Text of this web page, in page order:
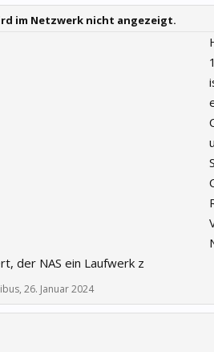
im Netzwerk nicht angezeigt.
der NAS ein Laufwerk z
, 26. Januar 2024